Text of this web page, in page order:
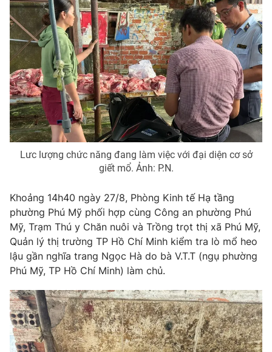
Thế giới đó đây
Câu chuyện quốc tế
Tài chính
Thị trường
Góc doanh nghiệp
Dữ liệu và đời sống
Truyền hình
Phim VTV
Hậu trường
Nhân vật
Khán giả
Giải trí
Điện ảnh
Âm nhạc
Đời sống
Du lịch
Chất lượng cuộc sống
Tuyển sinh
Học trực tuyến
Công nghệ
Hitech Công nghệ tương lai
Sản phẩm
Thị trường
Tư vấn
Giao lưu trực tuyến
Lịch phát sóng
Chuyên mục khác
Emagazine Podcast
Lưc lượng chức năng đang làm việc với đại diện cơ sở
giết mổ. Ảnh: P.N.
Khoảng 14h40 ngày 27/8, Phòng Kinh tế Hạ tầng
phường Phú Mỹ phối hợp cùng Công an phường Phú
Mỹ, Trạm Thú y Chăn nuôi và Trồng trọt thị xã Phú Mỹ,
Quản lý thị trường TP Hồ Chí Minh kiểm tra lò mổ heo
lậu gần nghĩa trang Ngọc Hà do bà V.T.T (ngụ phường
Phú Mỹ, TP Hồ Chí Minh) làm chủ.